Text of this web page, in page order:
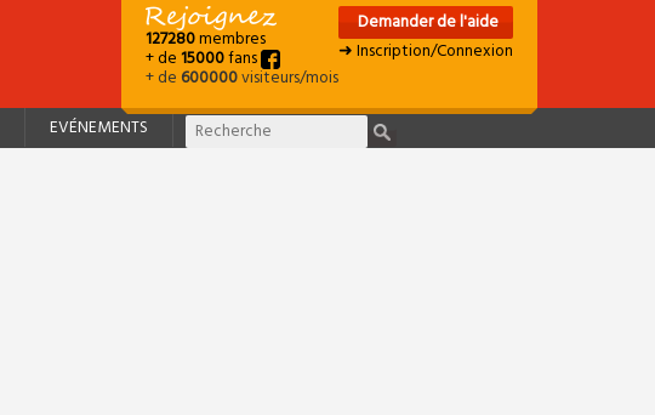
127280membres
+ de15000fans
+ de600000visiteurs/mois
Demander de l'aide
➜ Inscription/Connexion
EVÉNEMENTS